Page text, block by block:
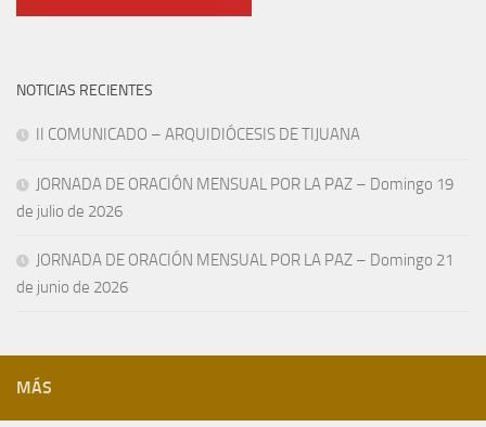
NOTICIAS RECIENTES
II COMUNICADO – ARQUIDIÓCESIS DE TIJUANA
JORNADA DE ORACIÓN MENSUAL POR LA PAZ – Domingo 19
de julio de 2026
JORNADA DE ORACIÓN MENSUAL POR LA PAZ – Domingo 21
de junio de 2026
MÁS